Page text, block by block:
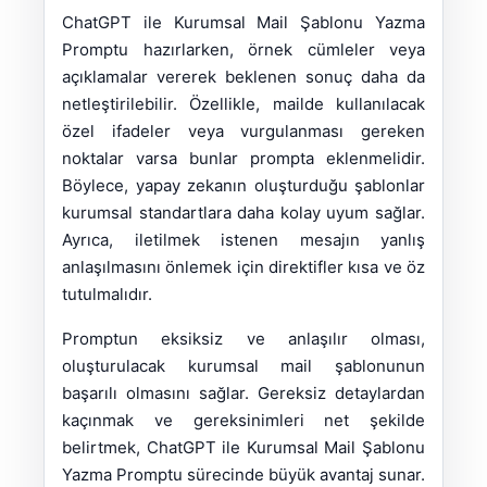
ChatGPT ile Kurumsal Mail Şablonu Yazma
Promptu hazırlarken, örnek cümleler veya
açıklamalar vererek beklenen sonuç daha da
netleştirilebilir. Özellikle, mailde kullanılacak
özel ifadeler veya vurgulanması gereken
noktalar varsa bunlar prompta eklenmelidir.
Böylece, yapay zekanın oluşturduğu şablonlar
kurumsal standartlara daha kolay uyum sağlar.
Ayrıca, iletilmek istenen mesajın yanlış
anlaşılmasını önlemek için direktifler kısa ve öz
tutulmalıdır.
Promptun eksiksiz ve anlaşılır olması,
oluşturulacak kurumsal mail şablonunun
başarılı olmasını sağlar. Gereksiz detaylardan
kaçınmak ve gereksinimleri net şekilde
belirtmek, ChatGPT ile Kurumsal Mail Şablonu
Yazma Promptu sürecinde büyük avantaj sunar.